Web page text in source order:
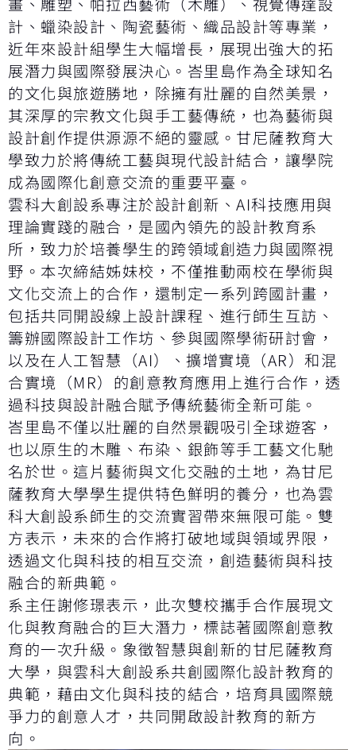
計、蠟染設計、陶瓷藝術、織品設計等專業，
近年來設計組學生大幅增長，展現出強大的拓
展潛力與國際發展決心。峇里島作為全球知名
的文化與旅遊勝地，除擁有壯麗的自然美景，
其深厚的宗教文化與手工藝傳統，也為藝術與
設計創作提供源源不絕的靈感。甘尼薩教育大
學致力於將傳統工藝與現代設計結合，讓學院
成為國際化創意交流的重要平臺。
雲科大創設系專注於設計創新、AI科技應用與
理論實踐的融合，是國內領先的設計教育系
所，致力於培養學生的跨領域創造力與國際視
野。本次締結姊妹校，不僅推動兩校在學術與
文化交流上的合作，還制定一系列跨國計畫，
包括共同開設線上設計課程、進行師生互訪、
籌辦國際設計工作坊、參與國際學術研討會，
以及在人工智慧（AI）、擴增實境（AR）和混
合實境（MR）的創意教育應用上進行合作，透
過科技與設計融合賦予傳統藝術全新可能。
峇里島不僅以壯麗的自然景觀吸引全球遊客，
也以原生的木雕、布染、銀飾等手工藝文化馳
名於世。這片藝術與文化交融的土地，為甘尼
薩教育大學學生提供特色鮮明的養分，也為雲
科大創設系師生的交流實習帶來無限可能。雙
方表示，未來的合作將打破地域與領域界限，
透過文化與科技的相互交流，創造藝術與科技
融合的新典範。
系主任謝修璟表示，此次雙校攜手合作展現文
化與教育融合的巨大潛力，標誌著國際創意教
育的一次升級。象徵智慧與創新的甘尼薩教育
大學，與雲科大創設系共創國際化設計教育的
典範，藉由文化與科技的結合，培育具國際競
爭力的創意人才，共同開啟設計教育的新方
向。